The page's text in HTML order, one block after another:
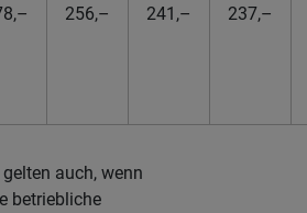
256,– 241,– 237,–
auch, wenn
betriebliche